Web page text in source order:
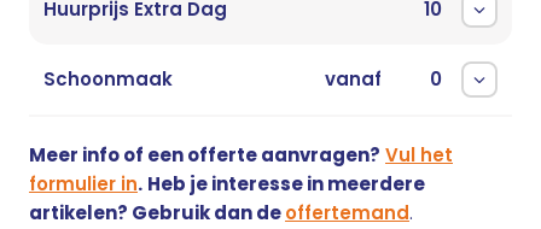
Huurprijs Extra Dag 10
Schoonmaak vanaf 0
Meer info of een offerte aanvragen? Vul het
formulier in. Heb je interesse in meerdere
artikelen? Gebruik dan deoffertemand.